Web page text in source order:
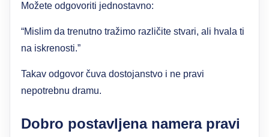
Možete odgovoriti jednostavno:
“Mislim da trenutno tražimo različite stvari, ali hvala ti
na iskrenosti.”
Takav odgovor čuva dostojanstvo i ne pravi
nepotrebnu dramu.
Dobro postavljena namera pravi